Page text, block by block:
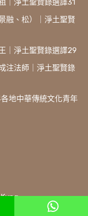
｜淨土聖賢錄選譯31
融、松）｜淨土聖賢
｜淨土聖賢錄選譯29
注法師｜淨土聖賢錄
地中華傳統文化青年